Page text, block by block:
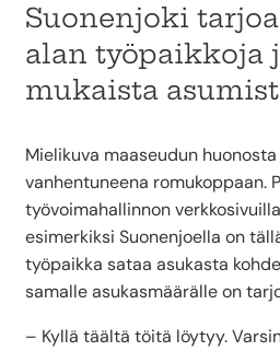
Suonenjoki
alan työpaikkoja
mukaista
Mielikuva maaseudun
vanhentuneena romukoppaan.
työvoimahallinnon
esimerkiksi Suonenjoella on
työpaikka sataa asukasta
samalle asukasmäärälle on
– Kyllä täältä töitä löytyy.